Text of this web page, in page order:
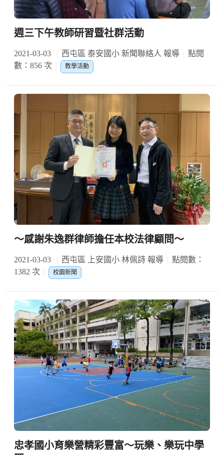
週三下午教師研習暨社群活動
2021-03-03 西屯區 泰安國小 新聞聯絡人 報導
點閱
數：856 次
教學活動
～感謝朱逸群律師擔任本校法律顧問～
2021-03-03 西屯區 上安國小 林佩詩 報導
點閱數：
1382 次
校園新聞
忠孝國小育樂營精彩豐富～玩樂、樂玩中學